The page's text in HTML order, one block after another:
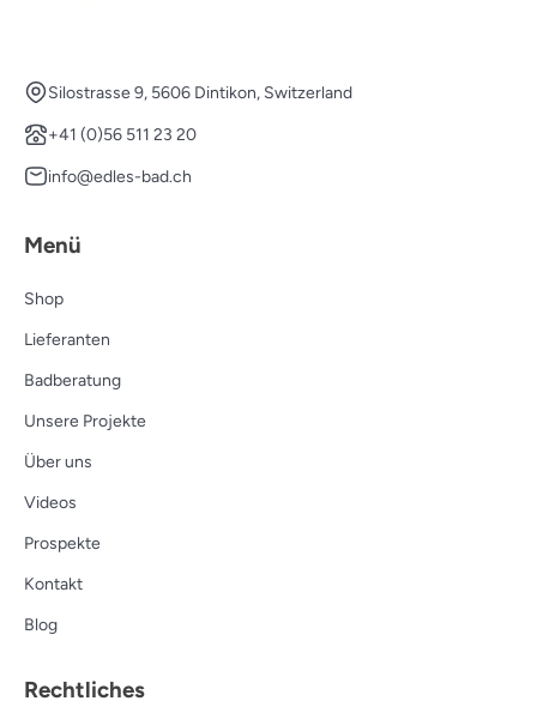
Silostrasse 9, 5606 Dintikon, Switzerland
+41 (0)56 511 23 20
info@edles-bad.ch
Menü
Shop
Lieferanten
Badberatung
Unsere Projekte
Über uns
Videos
Prospekte
Kontakt
Blog
Rechtliches